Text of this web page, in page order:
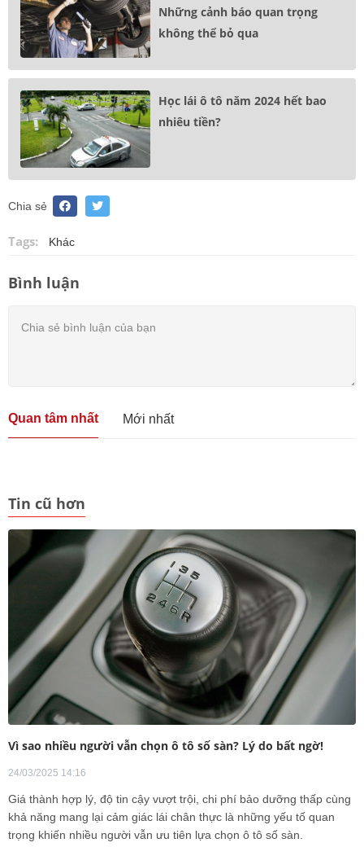
Những cảnh báo quan trọng
không thể bỏ qua
Học lái ô tô năm 2024 hết bao
nhiêu tiền?
Chia sẻ
Tags: Khác
Bình luận
Quan tâm nhất Mới nhất
Tin cũ hơn
Vì sao nhiều người vẫn chọn ô tô số sàn? Lý do bất ngờ!
24/03/2025 14:16
Giá thành hợp lý, độ tin cậy vượt trội, chi phí bảo dưỡng thấp cùng
khả năng mang lại cảm giác lái chân thực là những yếu tố quan
trọng khiến nhiều người vẫn ưu tiên lựa chọn ô tô số sàn.